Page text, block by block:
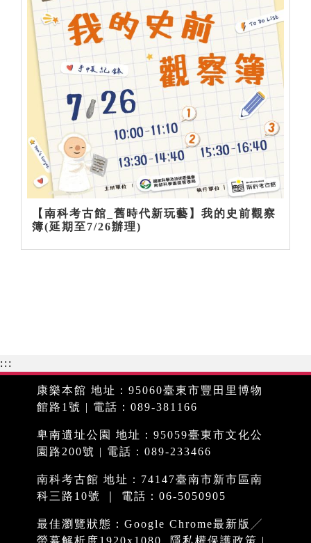
【南科考古館_舊時代新玩藝】我的史前觀察
簿(延期至7/26辦理)
:::
康樂本館 地址：95060臺東市豐田里博物
館路1號 | 電話：089-381166
卑南遺址公園 地址：95059臺東市文化公
園路200號 | 電話：089-233466
南科考古館 地址：74147臺南市新市區南
科三路10號 ｜ 電話：06-5050905
最佳瀏覽狀態：Google Chrome最新版╱